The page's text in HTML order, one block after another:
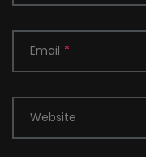
Email *
Website